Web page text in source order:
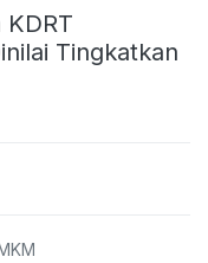
KDRT
Tingkatkan